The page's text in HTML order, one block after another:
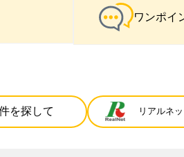
ワンポイ
を探して リアルネ